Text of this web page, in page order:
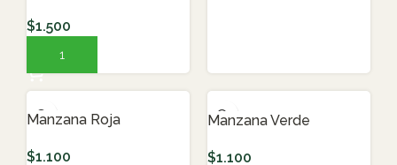
$1.500
AGREGAR AL CARRITO
Manzana Roja
$1.100
Manzana Verde
$1.100